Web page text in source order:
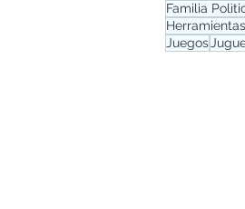
Familia
Juegos